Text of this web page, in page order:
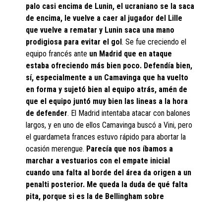
palo casi encima de Lunin, el ucraniano se la saca
de encima, le vuelve a caer al jugador del Lille
que vuelve a rematar y Lunin saca una mano
prodigiosa para evitar el gol. Se fue creciendo el
equipo francés ante un Madrid que en ataque
estaba ofreciendo más bien poco. Defendía bien,
sí, especialmente a un Camavinga que ha vuelto
en forma y sujetó bien al equipo atrás, amén de
que el equipo juntó muy bien las lineas a la hora
de defender. El Madrid intentaba atacar con balones
largos, y en uno de ellos Camavinga buscó a Vini, pero
el guardameta frances estuvo rápido para abortar la
ocasión merengue. Parecía que nos íbamos a
marchar a vestuarios con el empate inicial
cuando una falta al borde del área da origen a un
penalti posterior. Me queda la duda de qué falta
pita, porque si es la de Bellingham sobre